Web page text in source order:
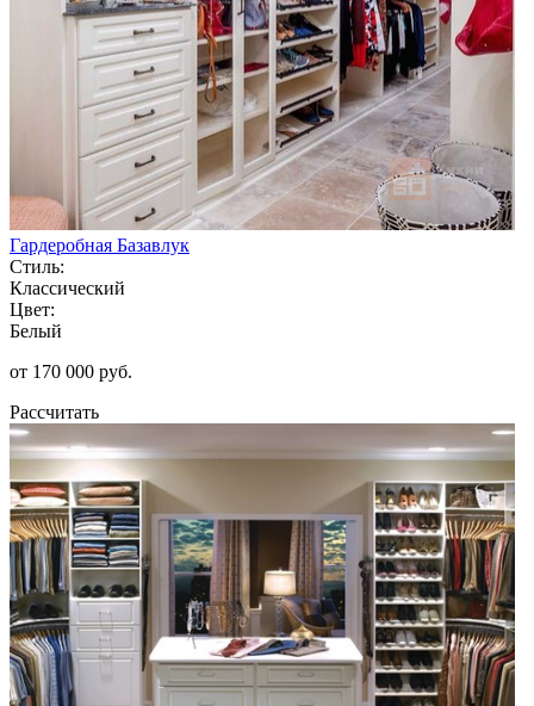
Гардеробная Базавлук
Стиль:
Классический
Цвет:
Белый
от 170 000 руб.
Рассчитать